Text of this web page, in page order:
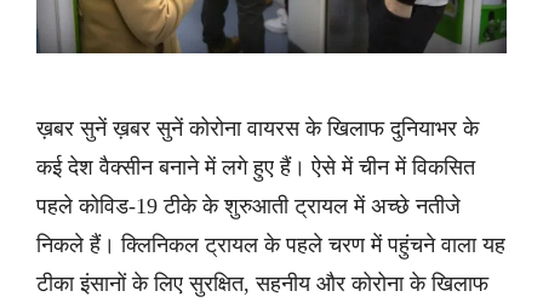
ख़बर सुनें ख़बर सुनें कोरोना वायरस के खिलाफ दुनियाभर के
कई देश वैक्सीन बनाने में लगे हुए हैं। ऐसे में चीन में विकसित
पहले कोविड-19 टीके के शुरुआती ट्रायल में अच्छे नतीजे
निकले हैं। क्लिनिकल ट्रायल के पहले चरण में पहुंचने वाला यह
टीका इंसानों के लिए सुरक्षित, सहनीय और कोरोना के खिलाफ